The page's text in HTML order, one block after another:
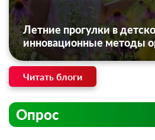
Летние прогулки в
инновационные методы
Читать блоги
Опрос